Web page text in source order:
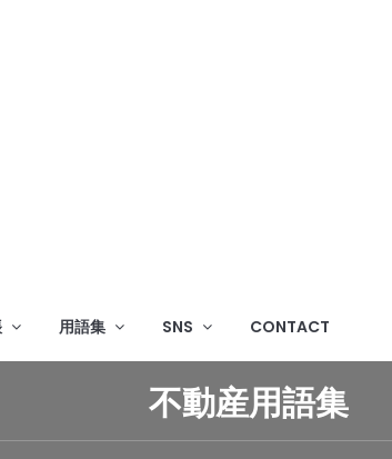
用語集 SNS CONTACT
不動産用語集